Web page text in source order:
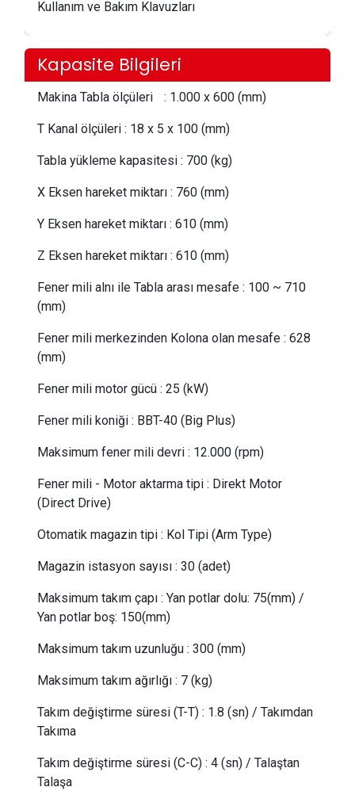
Kullanım ve Bakım Klavuzları
Kapasite Bilgileri
Makina Tabla ölçüleri : 1.000 x 600 (mm)
T Kanal ölçüleri : 18 x 5 x 100 (mm)
Tabla yükleme kapasitesi : 700 (kg)
X Eksen hareket miktarı : 760 (mm)
Y Eksen hareket miktarı : 610 (mm)
Z Eksen hareket miktarı : 610 (mm)
Fener mili alnı ile Tabla arası mesafe : 100 ~ 710
(mm)
Fener mili merkezinden Kolona olan mesafe : 628
(mm)
Fener mili motor gücü : 25 (kW)
Fener mili koniği : BBT-40 (Big Plus)
Maksimum fener mili devri : 12.000 (rpm)
Fener mili - Motor aktarma tipi : Direkt Motor
(Direct Drive)
Otomatik magazin tipi : Kol Tipi (Arm Type)
Magazin istasyon sayısı : 30 (adet)
Maksimum takım çapı : Yan potlar dolu: 75(mm) /
Yan potlar boş: 150(mm)
Maksimum takım uzunluğu : 300 (mm)
Maksimum takım ağırlığı : 7 (kg)
Takım değiştirme süresi (T-T) : 1.8 (sn) / Takımdan
Takıma
Takım değiştirme süresi (C-C) : 4 (sn) / Talaştan
Talaşa